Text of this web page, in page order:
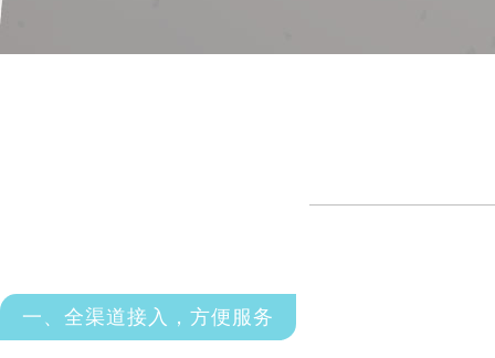
一、全渠道接入，方便服务